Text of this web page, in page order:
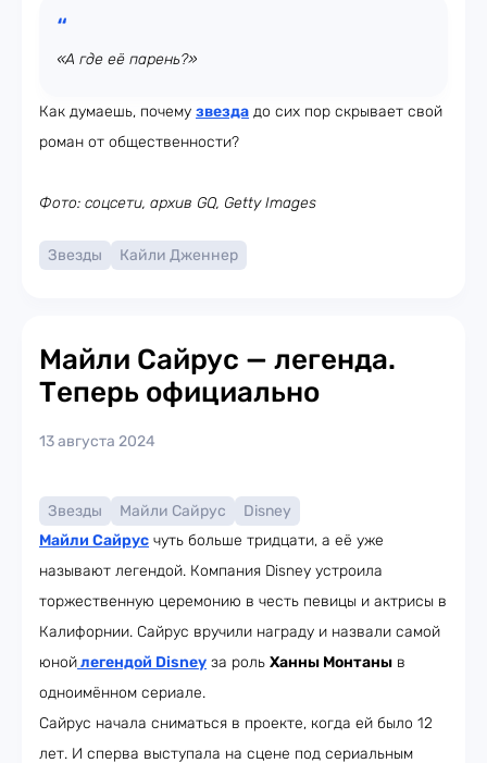
«А где её парень?»
Как думаешь, почему звезда до сих пор скрывает свой
роман от общественности?
Фото: соцсети, архив GQ, Getty Images
Звезды Кайли Дженнер
Майли Сайрус — легенда.
Теперь официально
13 августа 2024
Звезды Майли Сайрус
Disney
Майли Сайрус чуть больше тридцати, а её уже
называют легендой. Компания Disney устроила
торжественную церемонию в честь певицы и актрисы в
Калифорнии. Сайрус вручили награду и назвали самой
юнойлегендой Disney за роль Ханны Монтаны в
одноимённом сериале.
Сайрус начала сниматься в проекте, когда ей было 12
лет. И сперва выступала на сцене под сериальным